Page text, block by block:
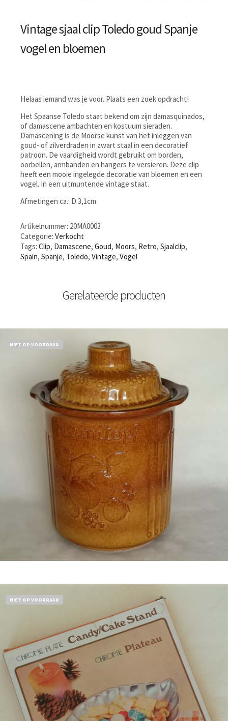
Vintage sjaal clip Toledo goud Spanje
vogel en bloemen
Helaas iemand was je voor. Plaats een zoek opdracht!
Het Spaanse Toledo staat bekend om zijn damasquinados,
of damascene ambachten en kostuum sieraden.
Damascening is de Moorse kunst van het inleggen van
goud- of zilverdraden in zwart staal in een decoratief
patroon. De vaardigheid wordt gebruikt om borden,
oorbellen, armbanden en hangers te versieren. Deze clip
heeft een mooie ingelegde decoratie van bloemen en een
vogel. In een uitmuntende vintage staat.
Afmetingen ca.: D 3,1cm
Artikelnummer: 20MA0003
Categorie: Verkocht
Tags: Clip, Damascene, Goud, Moors, Retro, Sjaalclip,
Spain, Spanje, Toledo, Vintage, Vogel
Gerelateerde producten
NIET OP VOORRAAD
NIET OP VOORRAAD